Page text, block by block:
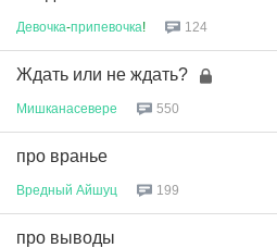
Девочка-припевочка! 124
Ждать или не ждать?
Мишканасевере 550
про вранье
Вредный Айшуц 199
про выводы